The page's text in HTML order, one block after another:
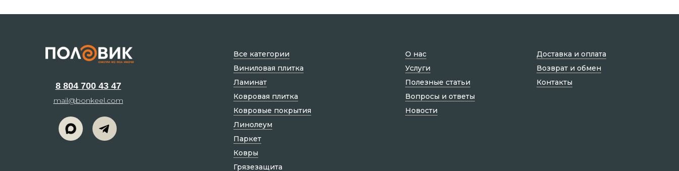
8 804 700 43 47
mail@bonkeel.com
О нас
Услуги
Полезные статьи
Вопросы и ответы
Новости
Доставка и оплата
Возврат и обмен
Контакты
Все категории
Виниловая плитка
Ламинат
Ковровая плитка
Ковровые покрытия
Линолеум
Паркет
Ковры
Грязезащита